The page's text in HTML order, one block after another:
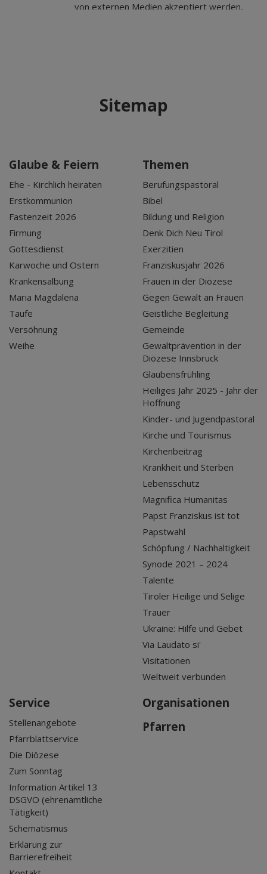
von externen Medien akzeptiert werden,
Sitemap
Glaube & Feiern
Ehe - Kirchlich heiraten
Erstkommunion
Fastenzeit 2026
Firmung
Gottesdienst
Karwoche und Ostern
Krankensalbung
Maria Magdalena
Taufe
Versöhnung
Weihe
Themen
Berufungspastoral
Bibel
Bildung und Religion
Denk Dich Neu Tirol
Exerzitien
Franziskusjahr 2026
Frauen in der Diözese
Gegen Gewalt an Frauen
Geistliche Begleitung
Gemeinde
Gewaltprävention in der
Diözese Innsbruck
Glaubensfrühling
Heiliges Jahr 2025 - Jahr der
Hoffnung
Kinder- und Jugendpastoral
Kirche und Tourismus
Kirchenbeitrag
Krankheit und Sterben
Lebensschutz
Magnifica Humanitas
Papst Franziskus ist tot
Papstwahl
Schöpfung / Nachhaltigkeit
Synode 2021 – 2024
Talente
Tiroler Heilige und Selige
Trauer
Ukraine: Hilfe und Gebet
Via Laudato si'
Visitationen
Weltweit verbunden
Service
Stellenangebote
Pfarrblattservice
Die Diözese
Zum Sonntag
Information Artikel 13
DSGVO (ehrenamtliche
Tätigkeit)
Schematismus
Erklärung zur
Barrierefreiheit
Organisationen
Pfarren